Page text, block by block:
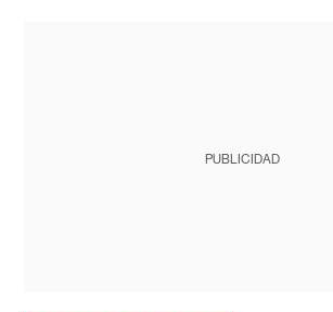
PUBLICIDAD